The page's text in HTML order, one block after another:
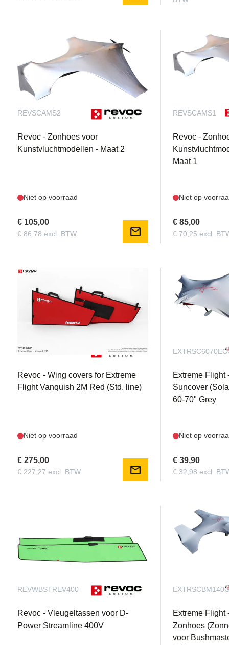
REVSCAMS2
Revoc - Zonhoes voor
Kunstvluchtmodellen - Maat 2
Niet op voorraad
€ 105,00
€ 86,78 excl. BTW mail
REVSCAMS1
Revoc -
Maat 1
Niet op
€ 85,00
€ 70,25 excl.
REVVANQ2MWR
Revoc - Wing covers for Extreme
Flight Vanquish 2M Red (Std. line)
Niet op voorraad
€ 275,00
€ 227,27 excl. BTW mail
Extreme Flight
Suncover
60-70" Grey
Niet op
€ 39,90
€ 32,98 excl.
REVWBSTREV400
Revoc - Vleugeltassen voor D-
Power Streamline 400V
Extreme Flight
Zonhoes
voor